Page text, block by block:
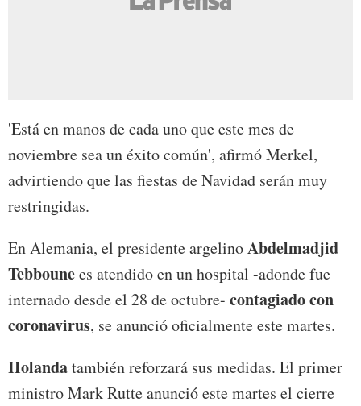
'Está en manos de cada uno que este mes de
noviembre sea un éxito común', afirmó Merkel,
advirtiendo que las fiestas de Navidad serán muy
restringidas.
En Alemania, el presidente argelinoAbdelmadjid
Tebbounees atendido en un hospital -adonde fue
internado desde el 28 de octubre- contagiado con
coronavirus, se anunció oficialmente este martes.
Holandatambién reforzará sus medidas. El primer
ministro Mark Rutte anunció este martes el cierre